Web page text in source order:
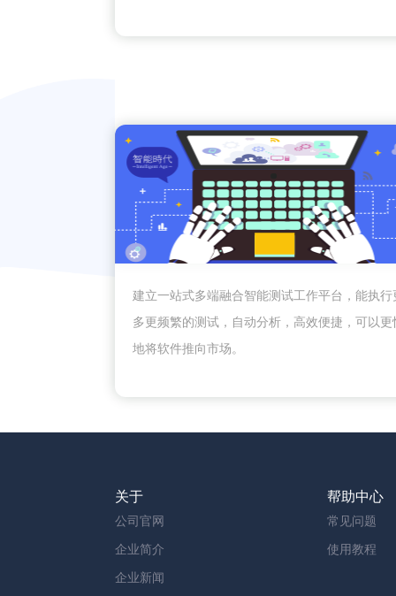
建立一站式多端融合智能测试工作平台，能执行
多更频繁的测试，自动分析，高效便捷，可以更
地将软件推向市场。
关于
公司官网
企业简介
企业新闻
帮助中心
常见问题
使用教程